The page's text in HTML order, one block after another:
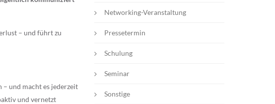
– und führt zu
und macht es jederzeit
und vernetzt
Networking-Veranstaltung
Pressetermin
Schulung
Seminar
Sonstige